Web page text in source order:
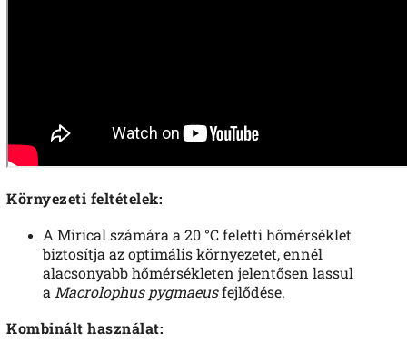
Környezeti feltételek:
A Mirical számára a 20 °C feletti hőmérséklet
biztosítja az optimális környezetet, ennél
alacsonyabb hőmérsékleten jelentősen lassul
a Macrolophus pygmaeusfejlődése.
Kombinált használat: